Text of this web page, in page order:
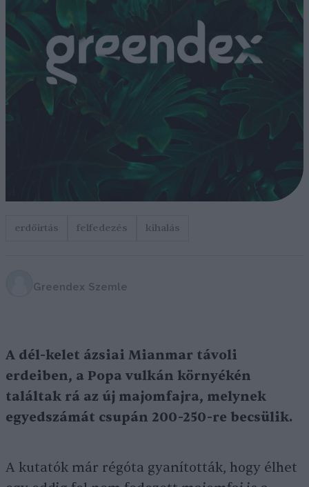
erdőirtás felfedezés kihalás
Greendex Szemle
A dél-kelet ázsiai Mianmar távoli
erdeiben, a Popa vulkán környékén
találtak rá az új majomfajra, melynek
egyedszámát csupán 200-250-re becsülik.
A kutatók már régóta gyanították, hogy élhet